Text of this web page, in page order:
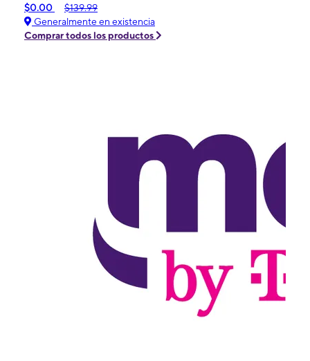
$0.00
$139.99
Generalmente en existencia
Comprar todos los productos